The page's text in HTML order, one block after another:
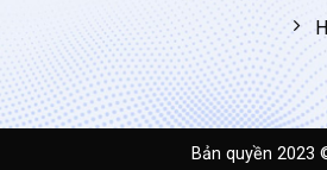
Bản quyền 2023